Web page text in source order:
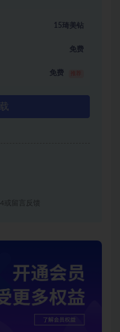
15琦美钻
免费
免费
或留言反馈